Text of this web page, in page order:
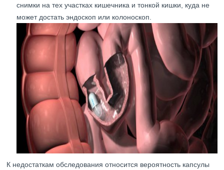
снимки на тех участках кишечника и тонкой кишки, куда не
может достать эндоскоп или колоноскоп.
К недостаткам обследования относится вероятность капсулы